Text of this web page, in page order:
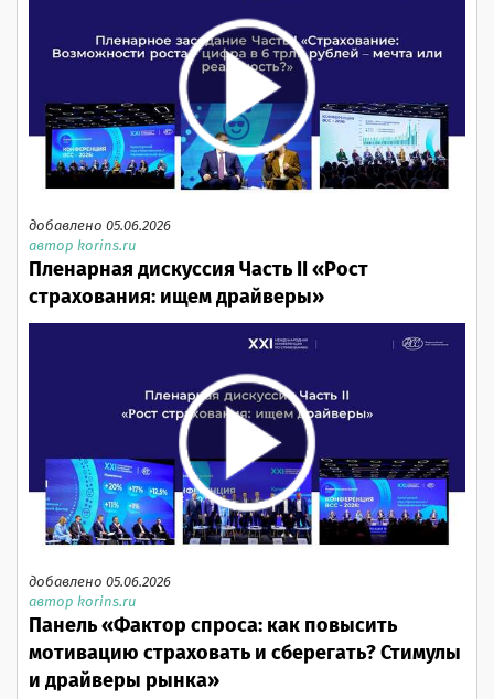
добавлено 05.06.2026
автор korins.ru
Пленарная дискуссия Часть II «Рост
страхования: ищем драйверы»
добавлено 05.06.2026
автор korins.ru
Панель «Фактор спроса: как повысить
мотивацию страховать и сберегать? Стимулы
и драйверы рынка»